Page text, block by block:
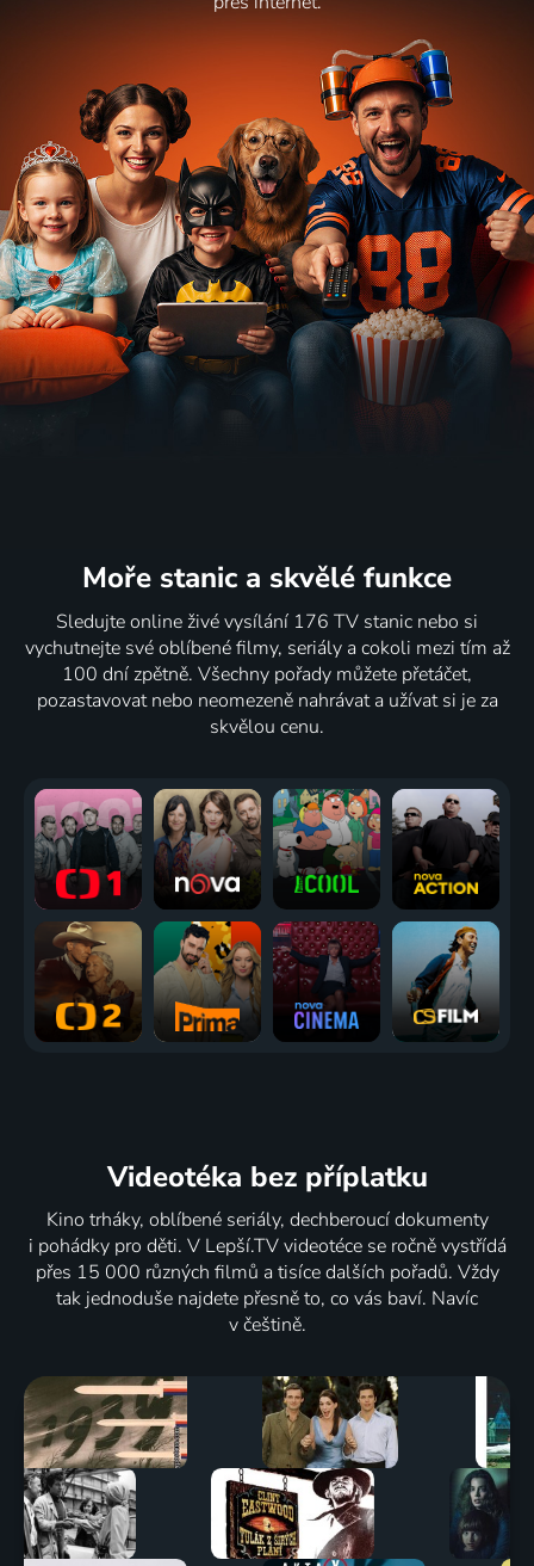
Moře stanic a skvělé funkce
Sledujte online živé vysílání 176 TV stanic nebo si
vychutnejte své oblíbené filmy, seriály a cokoli mezi tím až
100 dní zpětně. Všechny pořady můžete přetáčet,
pozastavovat nebo neomezeně nahrávat a užívat si je za
skvělou cenu.
Videotéka bez příplatku
Kino trháky, oblíbené seriály, dechberoucí dokumenty
i pohádky pro děti. V Lepší.TV videotéce se ročně vystřídá
přes 15 000 různých filmů a tisíce dalších pořadů. Vždy
tak jednoduše najdete přesně to, co vás baví. Navíc
v češtině.